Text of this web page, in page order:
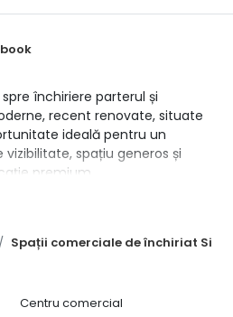
Spații comerciale de închiriat Sibiu
închiriere parterul și
recent renovate, situate
ideală pentru un
spațiu generos și
premium.
utili, cu acces direct din stradă
Spațiul principal de 82,40
Include grup sanitar și
Centru comercial